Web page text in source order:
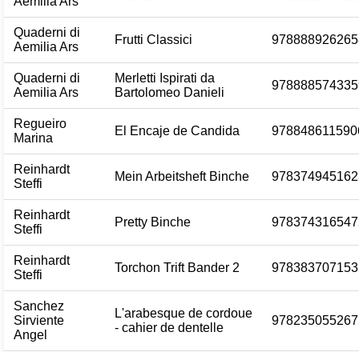
Quaderni di
Aemilia Ars
Frutti Classici
Quaderni di
Aemilia Ars
Merletti Ispirati da
Bartolomeo Danieli
Regueiro
Marina
El Encaje de Candida
Reinhardt
Steffi
Mein Arbeitsheft Binche
Reinhardt
Steffi
Pretty Binche
Reinhardt
Steffi
Torchon Trift Bander 2
Sanchez
Sirviente
Angel
L'arabesque de cordoue
- cahier de dentelle